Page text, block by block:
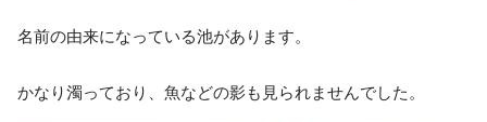
名前の由来になっている池があります。
かなり濁っており、魚などの影も見られませんでした。